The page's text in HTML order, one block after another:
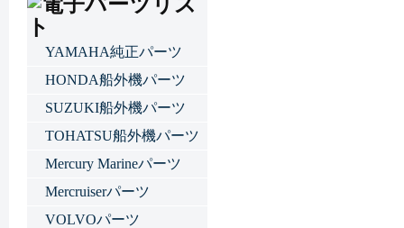
YAMAHA純正パーツ
HONDA船外機パーツ
SUZUKI船外機パーツ
TOHATSU船外機パーツ
Mercury Marineパーツ
Mercruiserパーツ
VOLVOパーツ